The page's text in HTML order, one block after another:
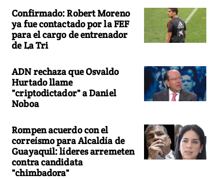
Confirmado: Robert Moreno
ya fue contactado por la FEF
para el cargo de entrenador
de La Tri
ADN rechaza que Osvaldo
Hurtado llame
"criptodictador" a Daniel
Noboa
Rompen acuerdo con el
correísmo para Alcaldía de
Guayaquil: líderes arremeten
contra candidata
"chimbadora"